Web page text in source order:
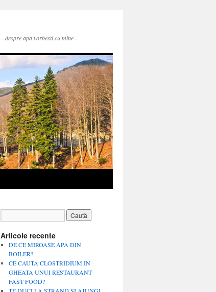
– despre apa vorbesti cu mine –
Articole recente
DE CE MIROASE APA DIN
BOILER?
CE CAUTA CLOSTRIDIUM IN
GHEATA UNUI RESTAURANT
FAST FOOD?